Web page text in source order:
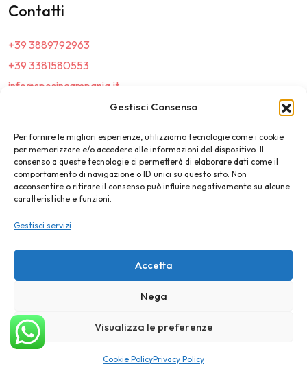
Gestisci Consenso
Per fornire le migliori esperienze, utilizziamo tecnologie come i cookie
per memorizzare e/o accedere alle informazioni del dispositivo. Il
consenso a queste tecnologie ci permetterà di elaborare dati come il
comportamento di navigazione o ID unici su questo sito. Non
acconsentire o ritirare il consenso può influire negativamente su alcune
caratteristiche e funzioni.
Gestisci servizi
Accetta
Nega
Visualizza le preferenze
Cookie PolicyPrivacy Policy
Contatti
+39 3889792963
+39 3381580553
info@sposincampania.it
sposincampania@pec.it
Link
Top100
News e Tendenze
Destination Wedding
©2025 SposIn Campania